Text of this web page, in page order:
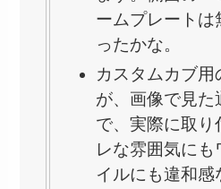
ームプレート
ったかな。
カスタムカブ用
が、画像で見た
で、実際に取り
レな雰囲気にも
イルにも違和